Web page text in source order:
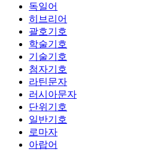
독일어
히브리어
괄호기호
학술기호
기술기호
첨자기호
라틴문자
러시아문자
단위기호
일반기호
로마자
아랍어